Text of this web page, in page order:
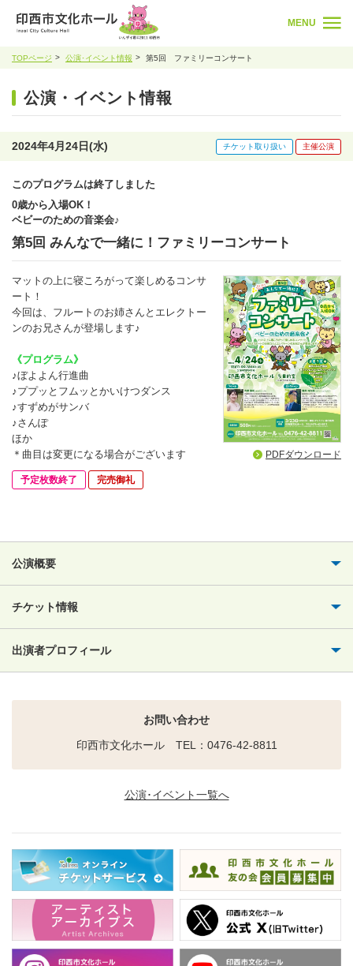
MENU
TOPページ 公演･イベント情報 第5回 ファミリーコンサート
公演・イベント情報
2024年4月24日(水) チケット取り扱い 主催公演
このプログラムは終了しました
0歳から入場OK！
ベビーのための音楽会♪
第5回 みんなで一緒に！ファミリーコンサート
マットの上に寝ころがって楽しめるコンサ
ート！
今回は、フルートのお姉さんとエレクトー
ンのお兄さんが登場します♪
《プログラム》
♪ぼよよん行進曲
♪ププッとフムッとかいけつダンス
♪すずめがサンバ
♪さんぽ
ほか
＊曲目は変更になる場合がございます
予定枚数終了 完売御礼
PDFダウンロード
公演概要
チケット情報
出演者プロフィール
お問い合わせ
印西市文化ホール TEL：0476-42-8811
公演･イベント一覧へ